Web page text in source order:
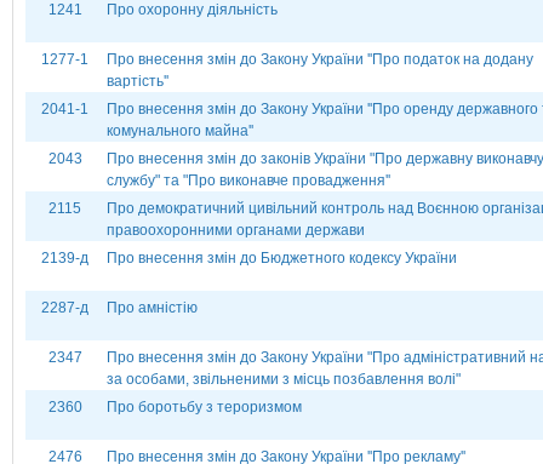
1241
Про охоронну діяльність
1277-1
Про внесення змін до Закону України ''Про податок на додану
вартість''
2041-1
Про внесення змін до Закону України ''Про оренду державного
комунального майна''
2043
Про внесення змін до законів України "Про державну виконавчу
службу" та "Про виконавче провадження''
2115
Про демократичний цивільний контроль над Воєнною
правоохоронними органами держави
2139-д
Про внесення змін до Бюджетного кодексу України
2287-д Про амністію
2347
Про внесення змін до Закону України "Про адміністративний
за особами, звільненими з місць позбавлення волі"
2360
Про боротьбу з тероризмом
2476 Про внесення змін до Закону України ''Про рекламу''